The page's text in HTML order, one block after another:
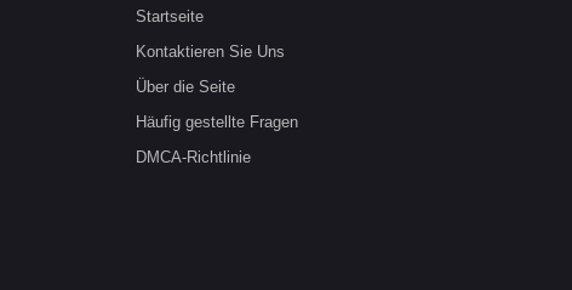
Startseite
Kontaktieren Sie Uns
Über die Seite
Häufig gestellte Fragen
DMCA-Richtlinie